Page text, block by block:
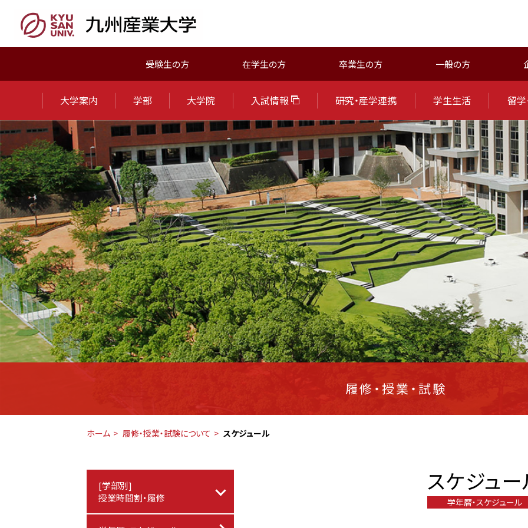
受験生の方 在学生の方 卒業生の方 一般の方
大学案内 学部 大学院 入試情報 研究・産学連携 学生生活 留学
履修・授業・試験
ホーム 履修・授業・試験について スケジュール
スケジュ
学年暦・スケジュール
[学部別]
授業時間割・履修